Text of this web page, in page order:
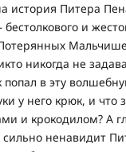
история Питера
и
никогда не
в эту
у него крюк, и что
и крокодилом? А
ненавидит